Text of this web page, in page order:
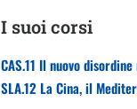
I suoi corsi
CAS.11 Il nuovo
SLA.12 La Cina, il